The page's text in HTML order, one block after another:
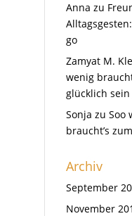
Anna zu
go
Zamyat M.
wenig
glücklich sein
Sonja zuSoo
braucht’s
Archiv
September
November